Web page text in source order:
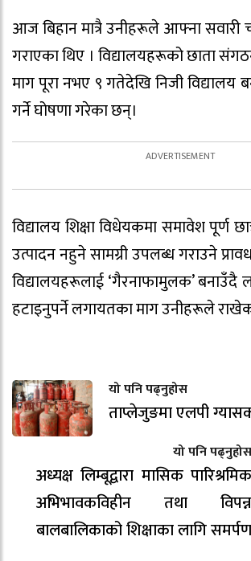
आज बिहान मात्रै उनीहरूले आफ्ना सवारी
गराएका थिए । विद्यालयहरूको छाता
माग पूरा नभए ९ गतेदेखि निजी विद्यालय
गर्ने घोषणा गरेका छन्।
विद्यालय शिक्षा विधेयकमा समावेश पूर्ण
उत्पादन नहुने सामग्री उपलब्ध गराउने
विद्यालयहरूलाई ‘गैरनाफामुलक’ बनाउँदै
हटाइनुपर्ने लगायतका माग उनीहरूले
यो पनि पढ्नुहोस
ताप्लेजुङमा एलपी
यो पनि पढ्नुहोस
अध्यक्ष लिम्बूद्वारा मासिक पारिश्रमिक
अभिभावकविहीन तथा विपन्न
बालबालिकाको शिक्षाका लागि समर्पण